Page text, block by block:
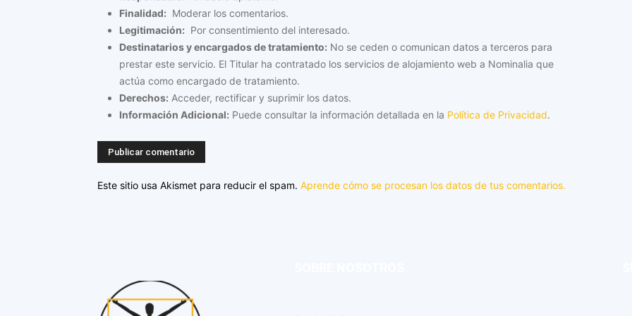
Finalidad: Moderar los comentarios.
Legitimación: Por consentimiento del interesado.
Destinatarios y encargados de tratamiento: No se ceden o comunican datos a terceros para
prestar este servicio. El Titular ha contratado los servicios de alojamiento web a Nominalia que
actúa como encargado de tratamiento.
Derechos: Acceder, rectificar y suprimir los datos.
Información Adicional: Puede consultar la información detallada en la Política de Privacidad.
Este sitio usa Akismet para reducir el spam. Aprende cómo se procesan los datos de tus comentarios.